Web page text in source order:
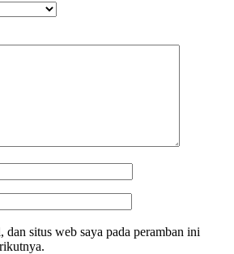
dan situs web saya pada peramban ini